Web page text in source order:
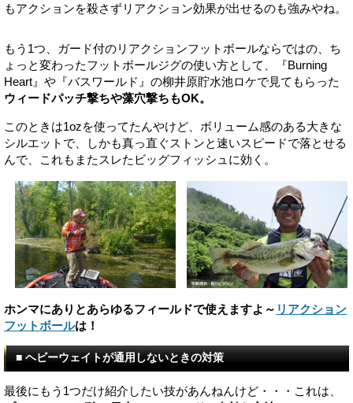
もアクションを殺さずリアクション効果が出せるのも強みやね。
もう1つ、ガード付のリアクションフットボールならではの、ち
ょっと変わったフットボールジグの使い方として、『Burning
Heart』や『バスワールド』の柳井原貯水池ロケで見てもらった
ウィードパッチ撃ちや藻穴撃ちもOK。
このときは1ozを使ってたんやけど、ボリューム感のある大きな
シルエットで、しかも真っ直ぐストンと速いスピードで落とせる
んで、これもまたスレたビッグフィッシュに効く。
ホンマにありとあらゆるフィールドで使えますよ～ リアクション
フットボールは！
■ ヘビーウェイトが通用しないときの対策
最後にもう1つだけ紹介したい技があんねんけど・・・これは、